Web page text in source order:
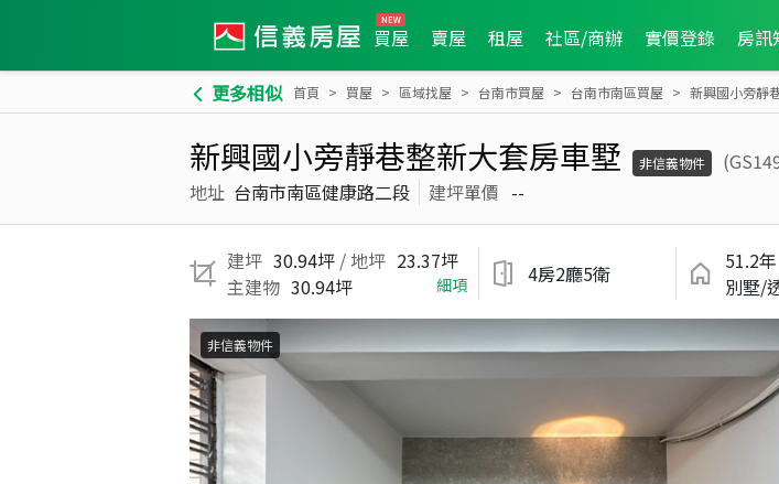
買屋 賣屋 租屋 社區/商辦 實價登錄 房訊
更多相似 首頁 買屋 區域找屋 台南市買屋 台南市南區買屋 新興國小旁靜
新興國小旁靜巷整新大套房車墅 非信義物件
地址 台南市南區健康路二段 建坪單價 --
建坪 30.94坪 / 地坪 23.37坪
主建物 30.94坪 細項 4房2廳5衛
51.2年
別墅/
非信義物件